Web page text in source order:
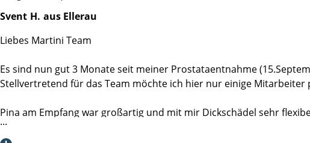
Svent H. aus Ellerau
Liebes Martini Team
Es sind nun gut 3 Monate seit meiner Prostataentnahme
Stellvertretend für das Team möchte ich hier nur einige
Pina am Empfang war großartig und mit mir Dickschädel sehr